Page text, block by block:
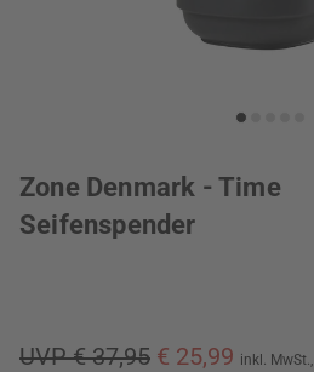
Zone Denmark - Time
Seifenspender
UVP € 37,95 € 25,99 inkl. MwSt.,